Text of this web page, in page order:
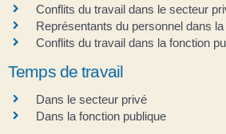
Conflits du travail dans le secteur
Représentants du personnel dans
Conflits du travail dans la fonction
Temps de travail
Dans le secteur privé
Dans la fonction publique